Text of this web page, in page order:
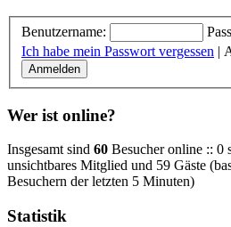
Benutzername:
Ich habe mein Passwort vergessen |
Wer ist online?
Insgesamt sind 60 Besucher online :: 0
unsichtbares Mitglied und 59 Gäste
Besuchern der letzten 5 Minuten)
Statistik